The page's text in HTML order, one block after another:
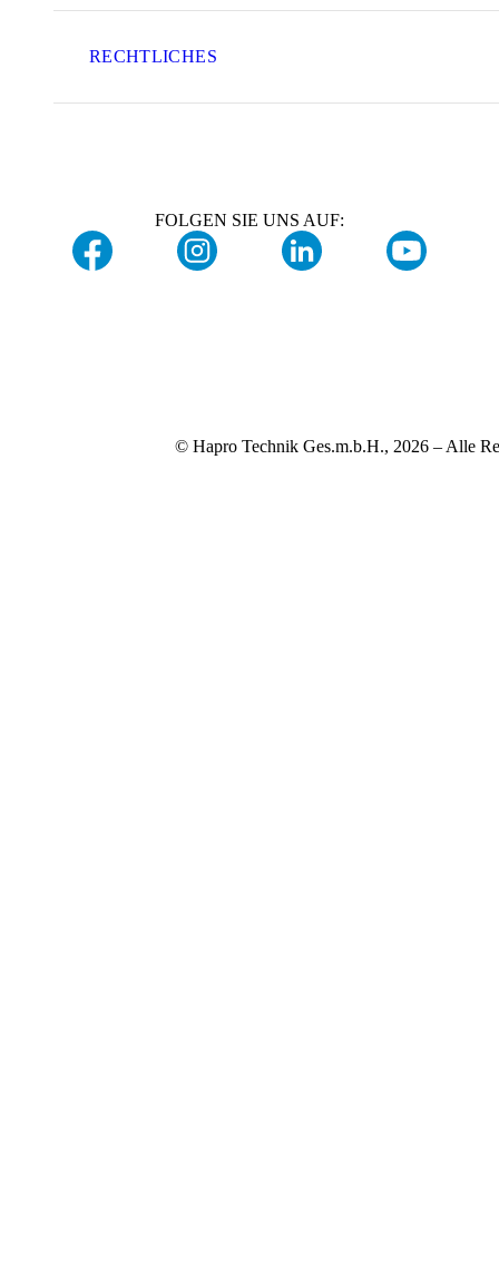
RECHTLICHES
FOLGEN SIE UNS AUF:
© Hapro Technik Ges.m.b.H., 2026 – Alle